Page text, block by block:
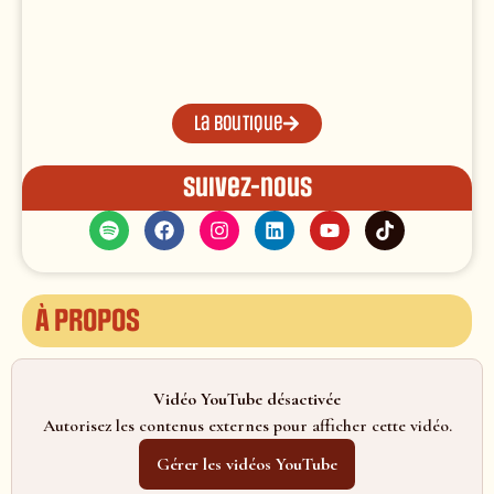
La boutique
Suivez-nous
À propos
Vidéo YouTube désactivée
Autorisez les contenus externes pour afficher cette vidéo.
Gérer les vidéos YouTube